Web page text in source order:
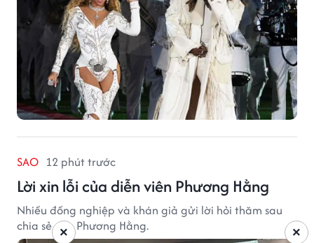
SAO 12 phút trước
Lời xin lỗi của diễn viên Phương Hằng
Nhiều đồng nghiệp và khán giả gửi lời hỏi thăm sau
chia sẻ của Phương Hằng.
×
×